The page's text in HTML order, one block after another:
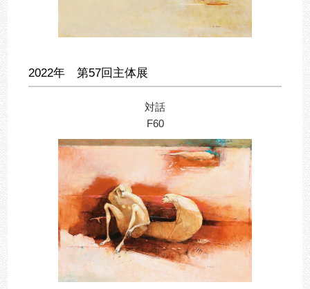
2022年 第57回主体展
対話
F60